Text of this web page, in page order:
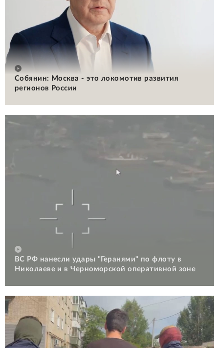
Собянин: Москва - это локомотив развития
регионов России
ВС РФ нанесли удары "Геранями" по флоту в
Николаеве и в Черноморской оперативной зоне